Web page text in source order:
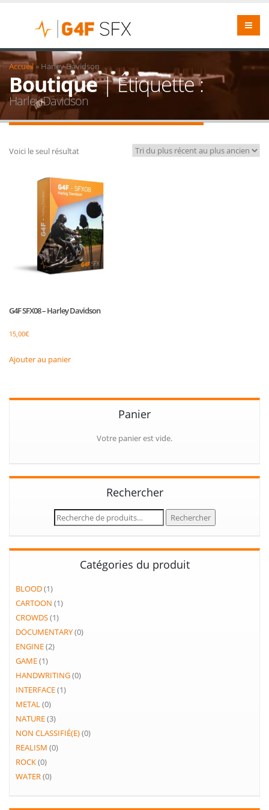
Accueil» Harley Davidson
Boutique| Étiquette :
Harley Davidson
Voici le seul résultat
G4F SFX08 – Harley Davidson
15,00€
Ajouter au panier
Panier
Votre panier est vide.
Rechercher
Recherche
pour :
Rechercher
Catégories du produit
BLOOD(1)
CARTOON (1)
CROWDS(1)
DOCUMENTARY(0)
ENGINE(2)
GAME(1)
HANDWRITING(0)
INTERFACE(1)
METAL(0)
NATURE(3)
NON CLASSIFIÉ(E)(0)
REALISM (0)
ROCK(0)
WATER(0)